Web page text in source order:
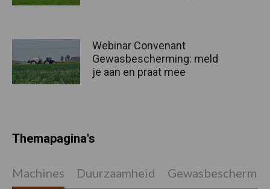
Webinar Convenant
Gewasbescherming: meld
je aan en praat mee
Themapagina's
Machines Duurzaamheid